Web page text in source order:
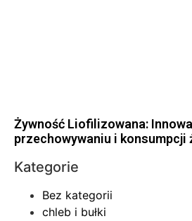
Żywność Liofilizowana:
przechowywaniu i konsumpcji
Kategorie
Bez kategorii
chleb i bułki